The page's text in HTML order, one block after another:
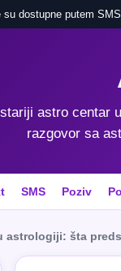
su dostupne putem
astro centar
razgovor sa
SMS Poziv
astrologiji: šta